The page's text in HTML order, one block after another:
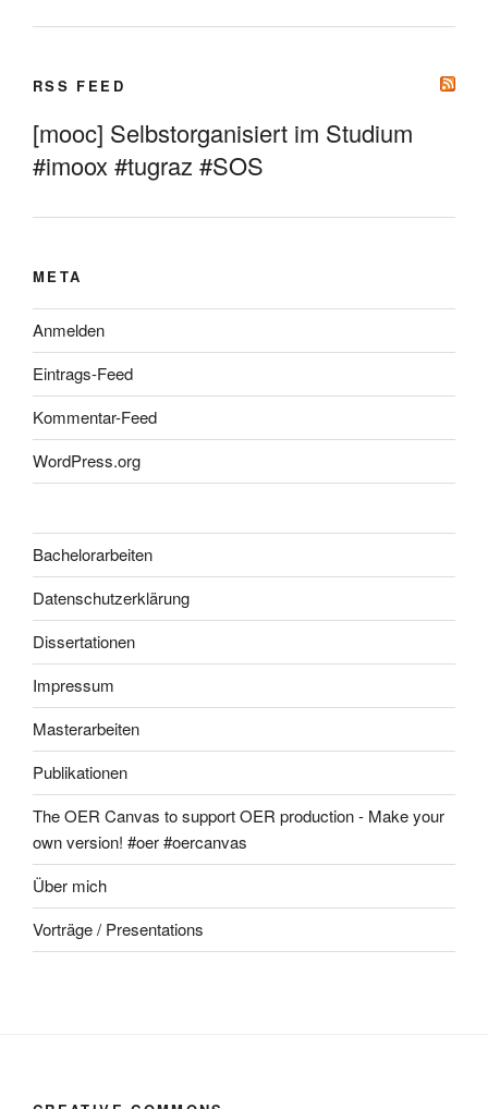
RSS FEED
[mooc] Selbstorganisiert im Studium
#imoox #tugraz #SOS
META
Anmelden
Eintrags-Feed
Kommentar-Feed
WordPress.org
Bachelorarbeiten
Datenschutzerklärung
Dissertationen
Impressum
Masterarbeiten
Publikationen
The OER Canvas to support OER production - Make your
own version! #oer #oercanvas
Über mich
Vorträge / Presentations